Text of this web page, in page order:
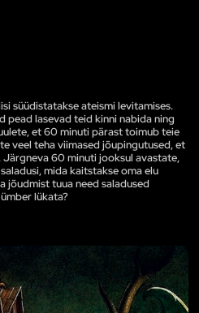
süüdistatakse ateismi levitamises.
pead lasevad teid kinni nabida ning
et 60 minuti pärast toimub teie
veel teha viimased jõupingutused, et
Järgneva 60 minuti jooksul avastate,
mida kaitstakse oma elu
jõudmist tuua need saladused
lükata?